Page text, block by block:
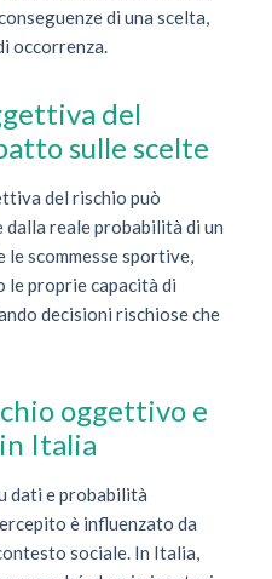
di una scelta,
occorrenza.
del
sulle scelte
del rischio può
reale probabilità di un
le scommesse sportive,
proprie capacità di
decisioni rischiose che
oggettivo e
Italia
dati e probabilità
è influenzato da
sociale. In Italia,